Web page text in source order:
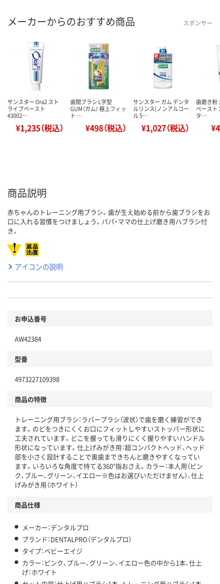
メーカーからのおすすめ商品 スポンサー
サンスター Ora2 スト
ライプペースト
43002…
¥1,235（税込）
歯間ブラシ L字型
GUM（ガム） 極上フィッ
ト …
¥498（税込）
サンスター ガム デンタ
ルリンス(ノンアルコー
ル 5…
¥1,027（税込）
歯磨き粉
ペースト
タ…
商品説明
赤ちゃんのトレーニング用ブラシ。歯が生え始める前から歯ブラシをお
口に入れる習慣をつけましょう。パパ・ママの仕上げ磨き用ハブラシ付
き。
アイコンの説明
お申込番号
AW42384
型番
4973227109398
商品の特徴
トレーニング用ブラシ：ラバーブラシ（波状）で歯を磨く練習ができ
ます。のどをつきにくくお口にフィットしやすいストッパー形状に
工夫されています。どこを握っても滑りにくく握りやすいハンドル
形状になっています。仕上げみがき用：超コンパクトヘッド、ヘッド
部を小さく設計することで奥歯まできちんと磨きやすくなってい
ます。いろいろな角度で持てる360°指おさえ。カラー：本人用（ピン
ク、ブルー、グリーン、イエロー※色はお選びいただけません）、仕上
げみがき用（ホワイト）
商品仕様
メーカー：デンタルプロ
ブランド：DENTALPRO（デンタルプロ）
タイプ：ベビーエイジ
カラー：ピンク、ブルー、グリーン、イエロー色の中から1本、仕上
げ：ホワイト